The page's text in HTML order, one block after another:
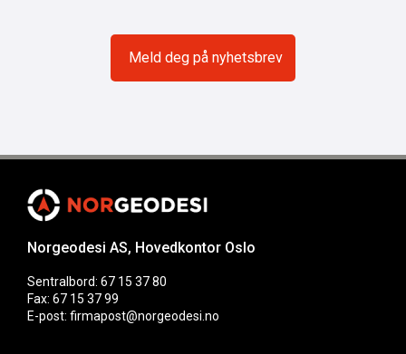
Norgeodesi AS, Hovedkontor Oslo
Sentralbord: 67 15 37 80
Fax: 67 15 37 99
E-post: firmapost@norgeodesi.no